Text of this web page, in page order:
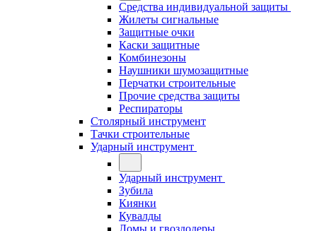
Средства индивидуальной защиты
Жилеты сигнальные
Защитные очки
Каски защитные
Комбинезоны
Наушники шумозащитные
Перчатки строительные
Прочие средства защиты
Респираторы
Столярный инструмент
Тачки строительные
Ударный инструмент
Ударный инструмент
Зубила
Киянки
Кувалды
Ломы и гвоздодеры